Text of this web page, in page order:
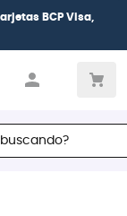
BCP Visa,